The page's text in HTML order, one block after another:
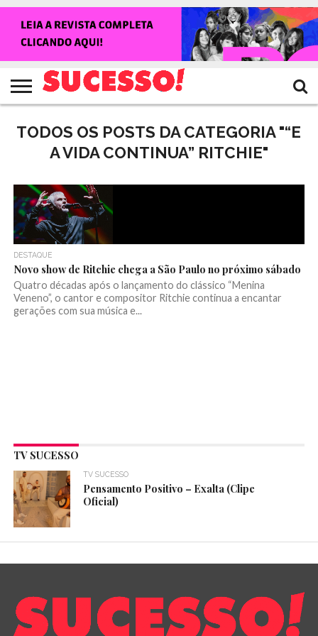
NOTÍCIAS
SHOWS
ENTREVISTAS
CLIQUES
RANKING
CROWLEY
TV
SUCESSO!
REVISTA
SUCESSO!
TODOS OS POSTS DA CATEGORIA "“E
A VIDA CONTINUA” RITCHIE"
DESTAQUE
Novo show de Ritchie chega a São Paulo no próximo sábado
Quatro décadas após o lançamento do clássico “Menina
Veneno”, o cantor e compositor Ritchie continua a encantar
gerações com sua música e...
TV SUCESSO
TV SUCESSO
Pensamento Positivo – Exalta (Clipe
Oficial)